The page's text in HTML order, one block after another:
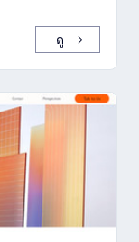
ดู